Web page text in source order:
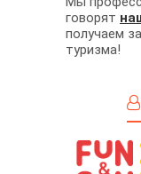
говорят
получаем
туризма!